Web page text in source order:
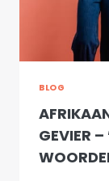
TE
BLOG
GEVIER